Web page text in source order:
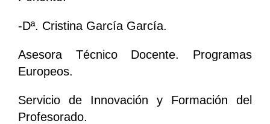
-Dª. Cristina García García.
Asesora Técnico Docente. Programas
Europeos.
Servicio de Innovación y Formación del
Profesorado.